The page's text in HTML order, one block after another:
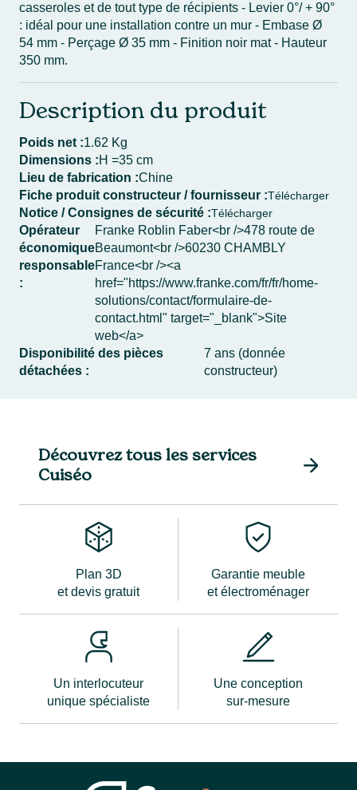
casseroles et de tout type de récipients - Levier 0°/ + 90°
: idéal pour une installation contre un mur - Embase Ø
54 mm - Perçage Ø 35 mm - Finition noir mat - Hauteur
350 mm.
Description du produit
Poids net :1.62 Kg
Dimensions :H =35 cm
Lieu de fabrication :Chine
Fiche produit constructeur / fournisseur :Télécharger
Notice / Consignes de sécurité :Télécharger
Opérateur
économique
responsable
:
Franke Roblin Faber<br />478 route de
Beaumont<br />60230 CHAMBLY
France<br /><a
href="https://www.franke.com/fr/fr/home-
solutions/contact/formulaire-de-
contact.html" target="_blank">Site
web</a>
Disponibilité des pièces
détachées :
7 ans (donnée
constructeur)
Découvrez tous les services
Cuiséo
Plan 3D
et devis gratuit
Garantie meuble
et électroménager
Un interlocuteur
unique spécialiste
Une conception
sur-mesure